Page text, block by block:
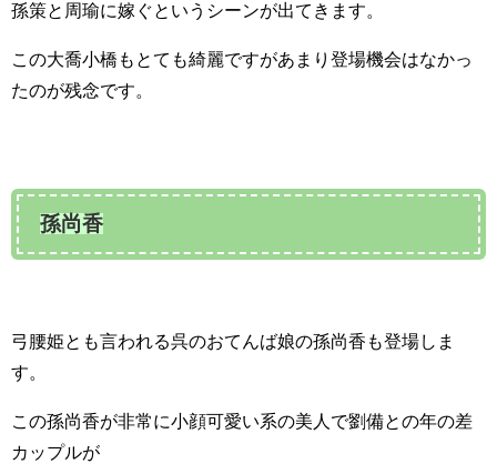
孫策と周瑜に嫁ぐというシーンが出てきます。
この大喬小橋もとても綺麗ですがあまり登場機会はなかっ
たのが残念です。
孫尚香
弓腰姫とも言われる呉のおてんば娘の孫尚香も登場しま
す。
この孫尚香が非常に小顔可愛い系の美人で劉備との年の差
カップルが